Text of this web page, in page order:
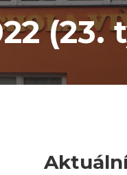
(23.